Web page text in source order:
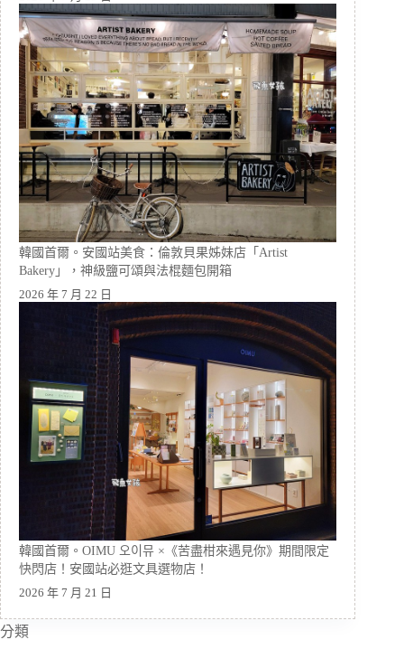
韓國首爾。安國站美食：倫敦貝果姊妹店「Artist
Bakery」，神級鹽可頌與法棍麵包開箱
2026 年 7 月 22 日
韓國首爾。OIMU 오이뮤 ×《苦盡柑來遇見你》期間限定
快閃店！安國站必逛文具選物店！
2026 年 7 月 21 日
分類